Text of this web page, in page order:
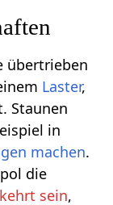
übertrieben
Laster,
Staunen
in
machen.
die
sein,